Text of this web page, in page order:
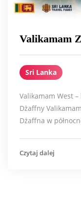
Valikamam
Sri Lanka
Valikamam West
Dżaffny
Dżaffna w
Czytaj dalej